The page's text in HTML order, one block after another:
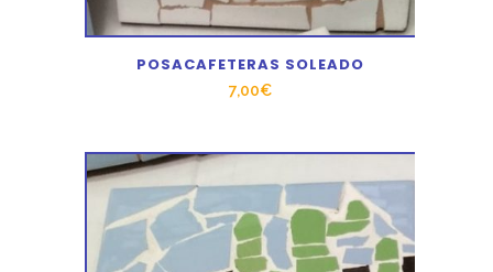
POSACAFETERAS SOLEADO
7,00€